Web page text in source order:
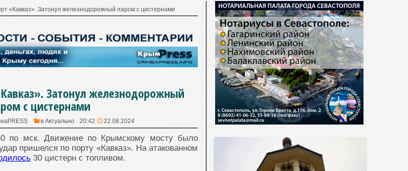
«Кавказ». Затонул железнодорожный паром с цистернами
Затонул железнодорожный
с цистернами
в Актуально 20:42 22.08.2024
по мск. Движение по Крымскому мосту было
пришелся по порту «Кавказ». На атакованном
30 цистерн с топливом.